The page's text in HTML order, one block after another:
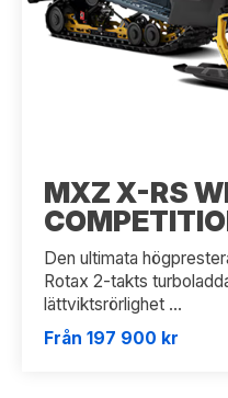
MXZ X-RS
Den ultimata
Rotax 2-takts
lättviktsrörlighet ...
Från 197 900 kr